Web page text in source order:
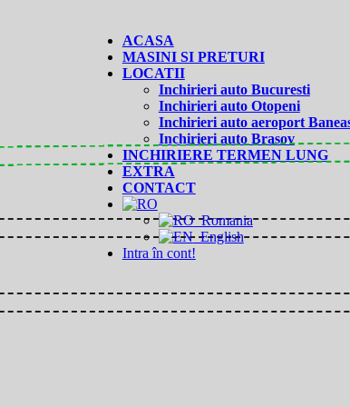
ACASA
MASINI SI PRETURI
LOCATII
Inchirieri auto Bucuresti
Inchirieri auto Otopeni
Inchirieri auto aeroport
Inchirieri auto Brasov
INCHIRIERE TERMEN LUNG
EXTRA
CONTACT
Romania
English
Intra în cont!